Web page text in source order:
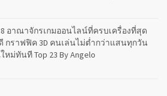
อาณาจักรเกมออนไลน์ที่ครบเครื่องที่สุด
กราฟฟิค 3D คนเล่นไม่ต่ำกว่าแสนทุกวัน
ม่ทันที Top 23 By Angelo